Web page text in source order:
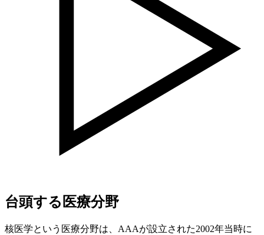
台頭する医療分野
核医学という医療分野は、AAAが設立された2002年当時に